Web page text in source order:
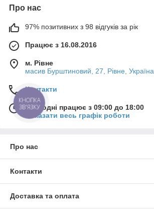
Про нас
97% позитивних з 98 відгуків за рік
Працює з 16.08.2016
м. Рівне
масив Бурштиновий, 27, Рівне, Україна
Контакти
Сьогодні працює з 09:00 до 18:00
Показати весь графік роботи
Про нас
Контакти
Доставка та оплата
КНОПКА
ЗВ'ЯЗКУ